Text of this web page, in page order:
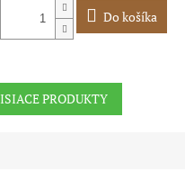
Do košíka
PRODUKTY